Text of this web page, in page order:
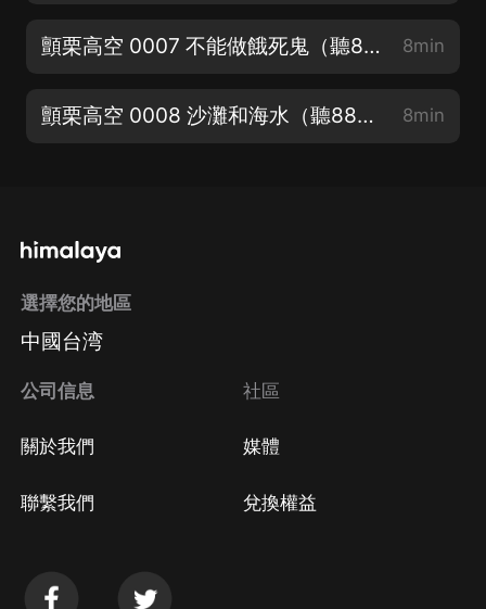
顫栗高空 0007 不能做餓死鬼（聽88小時進群送6.6紅包） 8min
顫栗高空 0008 沙灘和海水（聽88小時進群送6.6紅包） 8min
選擇您的地區
中國台湾
公司信息
關於我們
聯繫我們
社區
媒體
兌換權益